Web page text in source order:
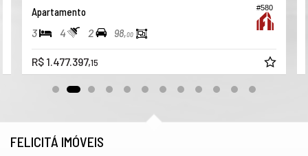
#580
Apartamento
3 4 2 98,00
R$ 1.477.397,15
FELICITÁ IMÓVEIS